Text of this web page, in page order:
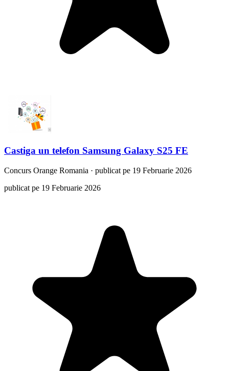
Castiga un telefon Samsung Galaxy S25 FE
Concurs Orange Romania · publicat pe 19 Februarie 2026
publicat pe 19 Februarie 2026